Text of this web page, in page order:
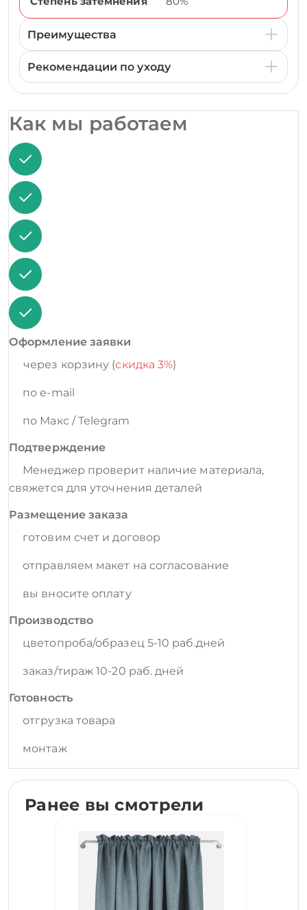
Преимущества
Рекомендации по уходу
Как мы работаем
Оформление заявки
через корзину (скидка 3%)
по e-mail
по Макс / Telegram
Подтверждение
Менеджер проверит наличие материала,
свяжется для уточнения деталей
Размещение заказа
готовим счет и договор
отправляем макет на согласование
вы вносите оплату
Производство
цветопроба/образец 5-10 раб.дней
заказ/тираж 10-20 раб. дней
Готовность
отгрузка товара
монтаж
Ранее вы смотрели